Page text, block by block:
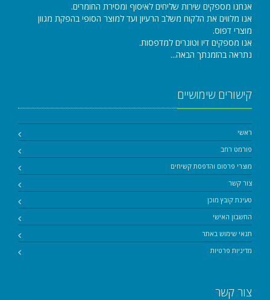
אנחנו מספקים שירות שליחים לאיסוף ומסירת החומרים.
אנו מלווים את הלקוח משלב הרעיון ועד למוצר הסופי בהפקת מגוון
מוצרי דפוס.
אנו מספקים דיו וטונרים למדפסות.
נתראה בהזמנתך הבאה...
קישורים שימושיים
ראשי
פורמט רחב
מוצרי פרסום והדפסת קשיחים
צור קשר
טעינת קובץ מוכן
החשבון האישי
תנאי שימוש באתר
מדיניות פרטיות
צור קשר